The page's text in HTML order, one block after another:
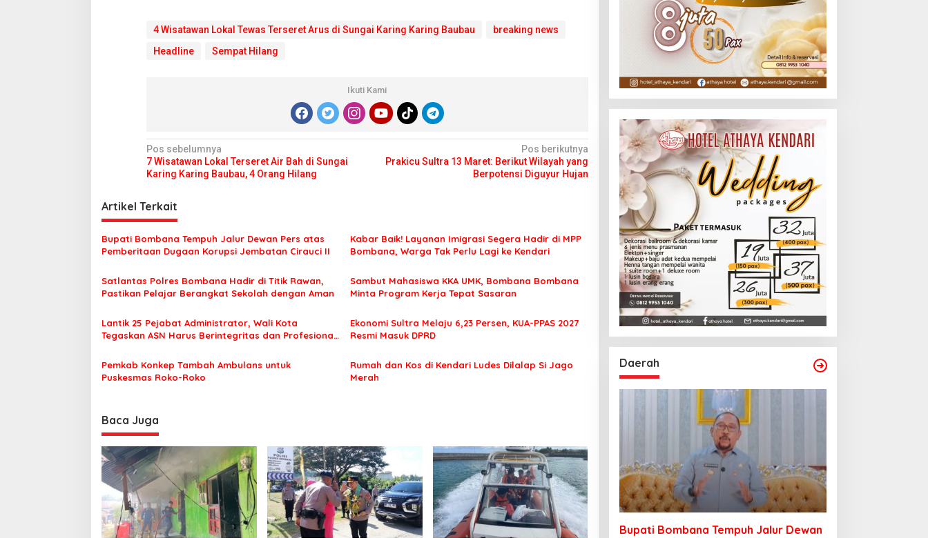
r
n
u
4 Wisatawan Lokal Tewas Terseret Arus di Sungai Karing Karing Baubau
breaking news
Headline
Sempat Hilang
Ikuti Kami
N
a
i
g
a
i
o
s
Pos sebelumnya
7 Wisatawan Lokal Terseret Air Bah di Sungai
Karing Karing Baubau, 4 Orang Hilang
Pos berikutnya
Prakicu Sultra 13 Maret: Berikut Wilayah yang
Berpotensi Diguyur Hujan
Artikel Terkait
Bupati Bombana Tempuh Jalur Dewan Pers atas
Pemberitaan Dugaan Korupsi Jembatan Cirauci II
Kabar Baik! Layanan Imigrasi Segera Hadir di MPP
Bombana, Warga Tak Perlu Lagi ke Kendari
Satlantas Polres Bombana Hadir di Titik Rawan,
Pastikan Pelajar Berangkat Sekolah dengan Aman
Sambut Mahasiswa KKA UMK, Bombana Bombana
Minta Program Kerja Tepat Sasaran
Lantik 25 Pejabat Administrator, Wali Kota
Tegaskan ASN Harus Berintegritas dan Profesional
Ekonomi Sultra Melaju 6,23 Persen, KUA-PPAS 2027
Resmi Masuk DPRD
Pemkab Konkep Tambah Ambulans untuk
Puskesmas Roko-Roko
Rumah dan Kos di Kendari Ludes Dilalap Si Jago
Merah
Baca Juga
Daerah
Bupati Bombana Tempuh Jalur Dewan